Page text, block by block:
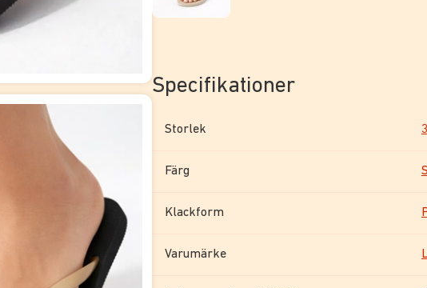
Specifikationer
Storlek
Färg
Klackform
Varumärke